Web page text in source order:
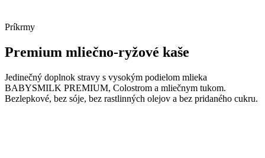
Príkrmy
Premium mliečno-ryžové kaše
Jedinečný doplnok stravy s vysokým podielom mlieka
BABYSMILK PREMIUM, Colostrom a mliečnym tukom.
Bezlepkové, bez sóje, bez rastlinných olejov a bez pridaného cukru.